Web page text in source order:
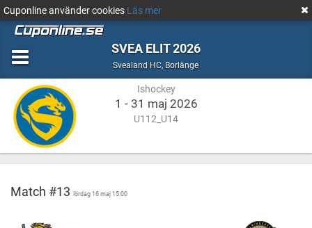
Cuponline använder cookies Läs mer
SVEA ELIT 2026
Svealand HC, Ishockey
BorlängeBorlänge
Ishockey
1 - 31 maj 2026
U112_U14
Match #13 lördag 16 maj 15:00